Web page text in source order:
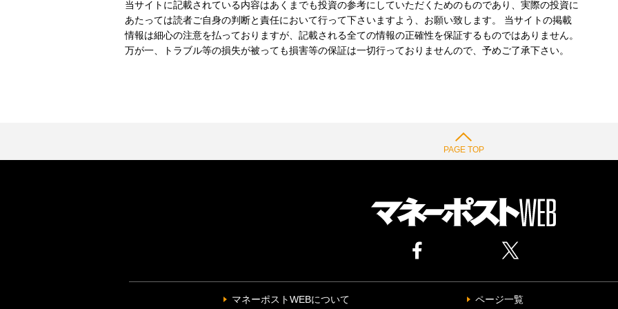
当サイトに記載されている内容はあくまでも投資の参考にしていただくためのものであり、実際の投資に
あたっては読者ご自身の判断と責任において行って下さいますよう、お願い致します。 当サイトの掲載
情報は細心の注意を払っておりますが、記載される全ての情報の正確性を保証するものではありません。
万が一、トラブル等の損失が被っても損害等の保証は一切行っておりませんので、予めご了承下さい。
PAGE TOP
マネーポストWEBについて ページ一覧